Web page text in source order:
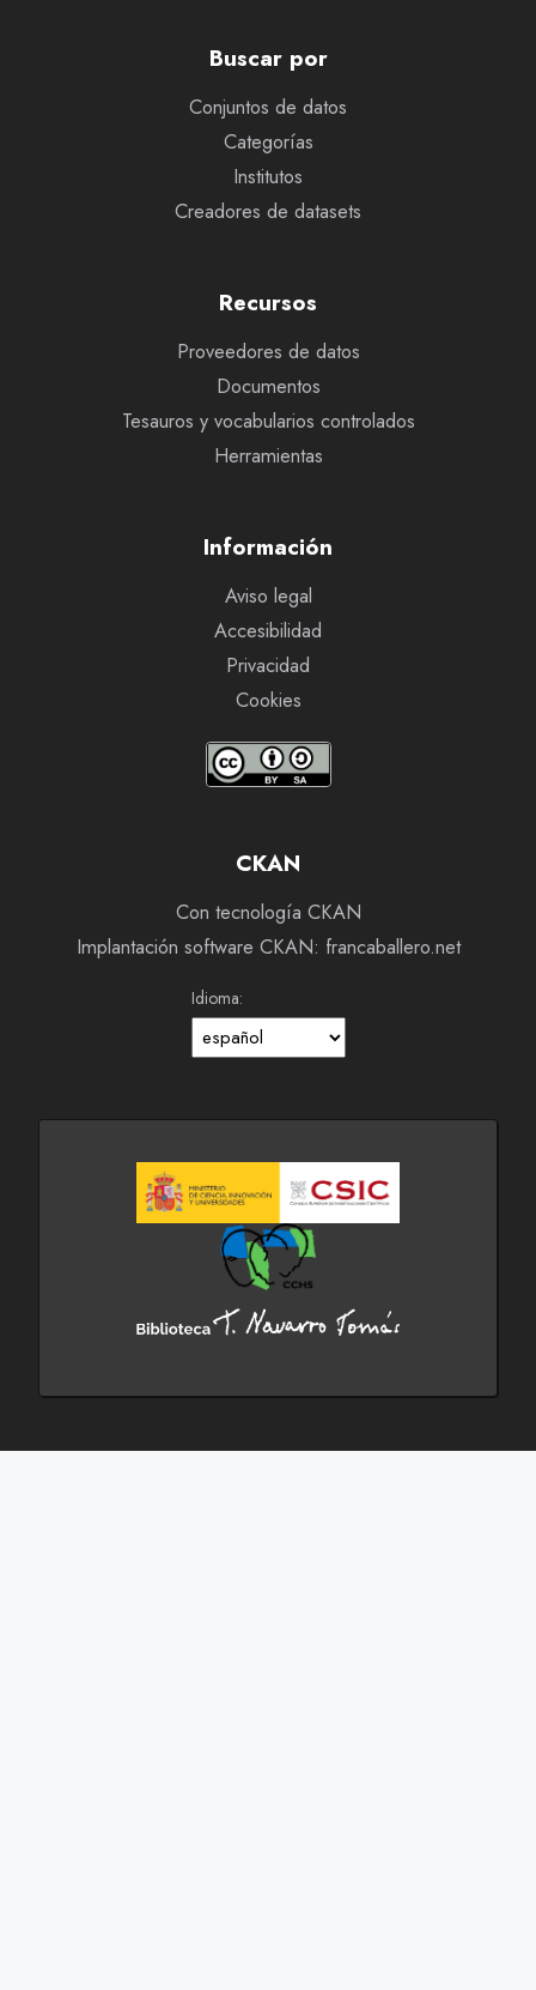
Buscar por
Conjuntos de datos
Categorías
Institutos
Creadores de datasets
Recursos
Proveedores de datos
Documentos
Tesauros y vocabularios controlados
Herramientas
Información
Aviso legal
Accesibilidad
Privacidad
Cookies
CKAN
Con tecnología CKAN
Implantación software CKAN: francaballero.net
Idioma